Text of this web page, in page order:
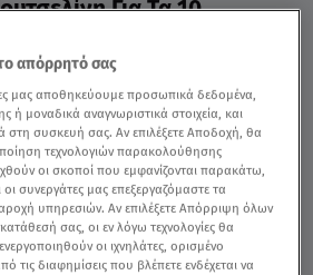
Για Τα 10
Video
ΑΛΗΘΕΙΕΣ ΜΕ ΤΗ ΖΗΝΑ
απόρρητό σας
μας αποθηκεύουμε προσωπικά δεδομένα,
ή μοναδικά αναγνωριστικά στοιχεία, και
συσκευή σας. Αν επιλέξετε Αποδοχή, θα
τεχνολογιών παρακολούθησης
οι σκοποί που εμφανίζονται παρακάτω,
οι συνεργάτες μας επεξεργαζόμαστε τα
υπηρεσιών. Αν επιλέξετε Απόρριψη όλων
σας, οι εν λόγω τεχνολογίες θα
οι ιχνηλάτες, ορισμένο
τις διαφημίσεις που βλέπετε ενδέχεται να